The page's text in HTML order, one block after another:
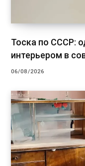
Тоска по СССР:
интерьером в
06/08/2026